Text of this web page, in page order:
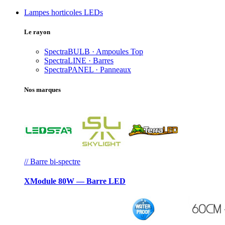
Lampes horticoles LEDs
Le rayon
SpectraBULB · Ampoules Top
SpectraLINE · Barres
SpectraPANEL · Panneaux
Nos marques
// Barre bi-spectre
XModule 80W — Barre LED